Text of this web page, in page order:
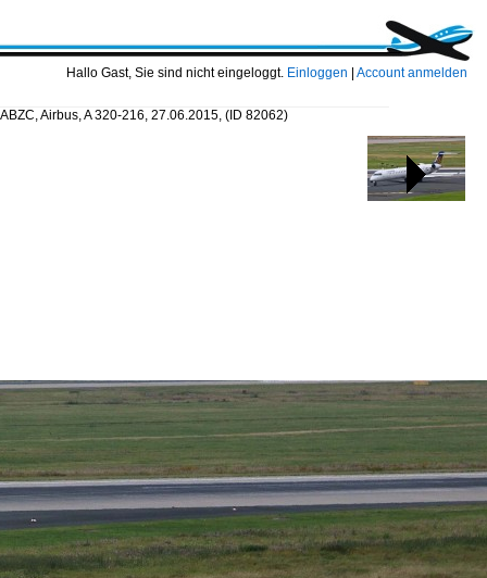
Hallo Gast, Sie sind nicht eingeloggt. Einloggen Account anmelden
Airbus, A 320-216, 27.06.2015, (ID 82062)